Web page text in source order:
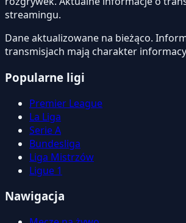
streamingu.
Dane aktualizowane na bieżąco.
transmisjach mają charakter
Popularne ligi
Premier League
La Liga
Serie A
Bundesliga
Liga Mistrzów
Ligue 1
Nawigacja